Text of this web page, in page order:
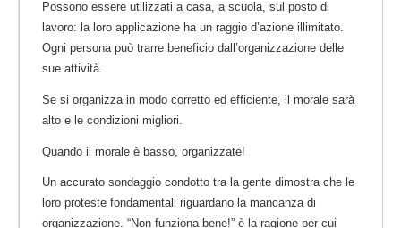
Possono essere utilizzati a casa, a scuola, sul posto di
lavoro: la loro applicazione ha un raggio d’azione illimitato.
Ogni persona può trarre beneficio dall’organizzazione delle
sue attività.
Se si organizza in modo corretto ed efficiente, il morale sarà
alto e le condizioni migliori.
Quando il morale è basso, organizzate!
Un accurato sondaggio condotto tra la gente dimostra che le
loro proteste fondamentali riguardano la mancanza di
organizzazione. “Non funziona bene!” è la ragione per cui